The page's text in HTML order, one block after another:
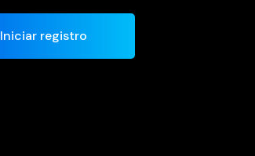
Iniciar registro